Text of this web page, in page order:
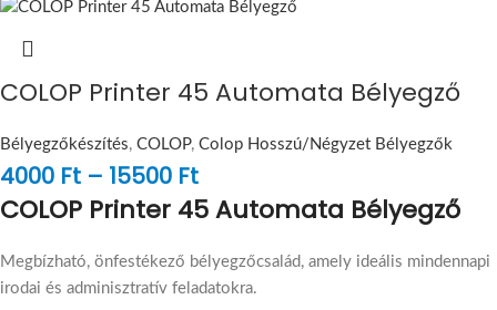
COLOP Printer 45 Automata Bélyegző
Bélyegzőkészítés, COLOP, Colop Hosszú/Négyzet Bélyegzők
4000 Ft – 15500 Ft
COLOP Printer 45 Automata Bélyegző
Megbízható, önfestékező bélyegzőcsalád, amely ideális mindennapi
irodai és adminisztratív feladatokra.